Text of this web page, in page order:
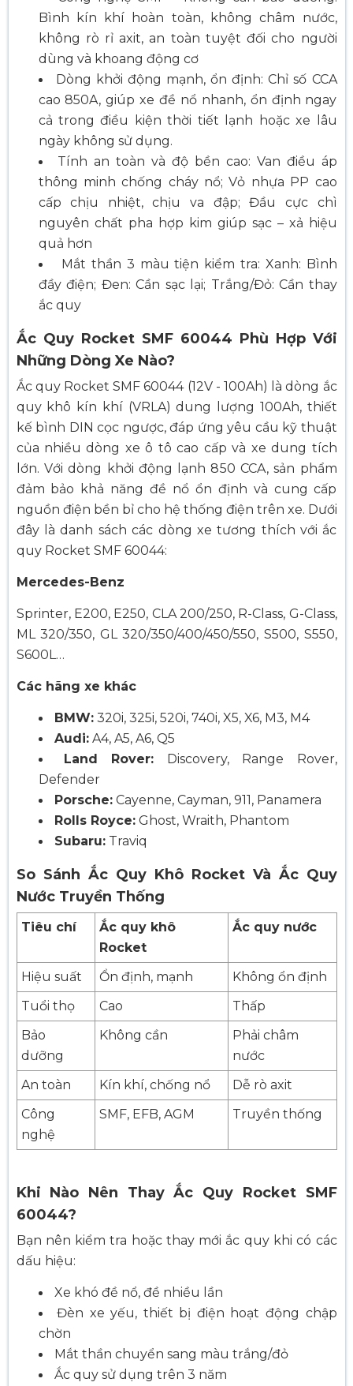
Bình kín khí hoàn toàn, không châm nước,
không rò rỉ axit, an toàn tuyệt đối cho người
dùng và khoang động cơ
Dòng khởi động mạnh, ổn định: Chỉ số CCA
cao 850A, giúp xe đề nổ nhanh, ổn định ngay
cả trong điều kiện thời tiết lạnh hoặc xe lâu
ngày không sử dụng.
Tính an toàn và độ bền cao: Van điều áp
thông minh chống cháy nổ; Vỏ nhựa PP cao
cấp chịu nhiệt, chịu va đập; Đầu cực chì
nguyên chất pha hợp kim giúp sạc – xả hiệu
quả hơn
Mắt thần 3 màu tiện kiểm tra: Xanh: Bình
đầy điện; Đen: Cần sạc lại; Trắng/Đỏ: Cần thay
ắc quy
Ắc Quy Rocket SMF 60044 Phù Hợp Với
Những Dòng Xe Nào?
Ắc quy Rocket SMF 60044 (12V - 100Ah) là dòng ắc
quy khô kín khí (VRLA) dung lượng 100Ah, thiết
kế bình DIN cọc ngược, đáp ứng yêu cầu kỹ thuật
của nhiều dòng xe ô tô cao cấp và xe dung tích
lớn. Với dòng khởi động lạnh 850 CCA, sản phẩm
đảm bảo khả năng đề nổ ổn định và cung cấp
nguồn điện bền bỉ cho hệ thống điện trên xe. Dưới
đây là danh sách các dòng xe tương thích với ắc
quy Rocket SMF 60044:
Mercedes-Benz
Sprinter, E200, E250, CLA 200/250, R-Class, G-Class,
ML 320/350, GL 320/350/400/450/550, S500, S550,
S600L…
Các hãng xe khác
BMW:320i, 325i, 520i, 740i, X5, X6, M3, M4
Audi:A4, A5, A6, Q5
Land Rover: Discovery, Range Rover,
Defender
Porsche:Cayenne, Cayman, 911, Panamera
Rolls Royce:Ghost, Wraith, Phantom
Subaru:Traviq
So Sánh Ắc Quy Khô Rocket Và Ắc Quy
Nước Truyền Thống
Tiêu chí
Ắc quy khô
Rocket
Ắc quy nước
Hiệu suất Ổn định, mạnh
Không ổn định
Tuổi thọ
Cao
Thấp
Bảo
dưỡng
Không cần
Phải châm
nước
An toàn
Kín khí, chống nổ
Dễ rò axit
Công
nghệ
SMF, EFB, AGM Truyền thống
Khi Nào Nên Thay Ắc Quy Rocket SMF
60044?
Bạn nên kiểm tra hoặc thay mới ắc quy khi có các
dấu hiệu:
Xe khó đề nổ, đề nhiều lần
Đèn xe yếu, thiết bị điện hoạt động chập
chờn
Mắt thần chuyển sang màu trắng/đỏ
Ắc quy sử dụng trên 3 năm